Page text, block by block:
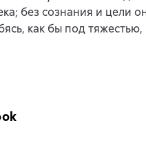
без сознания и цели
как бы под